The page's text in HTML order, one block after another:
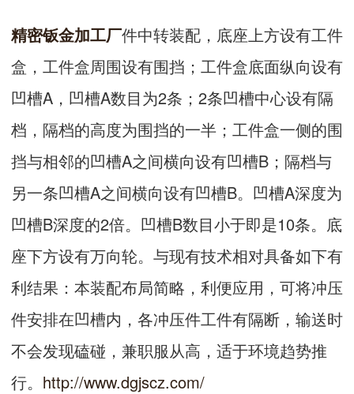
精密钣金加工厂件中转装配，底座上方设有工件
盒，工件盒周围设有围挡；工件盒底面纵向设有
凹槽A，凹槽A数目为2条；2条凹槽中心设有隔
档，隔档的高度为围挡的一半；工件盒一侧的围
挡与相邻的凹槽A之间横向设有凹槽B；隔档与
另一条凹槽A之间横向设有凹槽B。凹槽A深度为
凹槽B深度的2倍。凹槽B数目小于即是10条。底
座下方设有万向轮。与现有技术相对具备如下有
利结果：本装配布局简略，利便应用，可将冲压
件安排在凹槽内，各冲压件工件有隔断，输送时
不会发现磕碰，兼职服从高，适于环境趋势推
行。 http://www.dgjscz.com/